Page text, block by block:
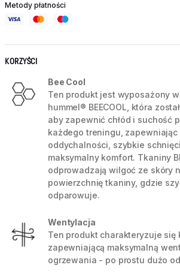
Metody płatności
KORZYŚCI
Bee Cool
Ten produkt jest wyposażony
hummel® BEECOOL, która
aby zapewnić chłód i suchość
każdego treningu,
oddychalności, szybkie
maksymalny komfort. Tkaniny
odprowadzają wilgoć ze skóry
powierzchnię tkaniny, gdzie
odparowuje.
Wentylacja
Ten produkt charakteryzuje się
zapewniającą maksymalną
ogrzewania - po prostu dużo